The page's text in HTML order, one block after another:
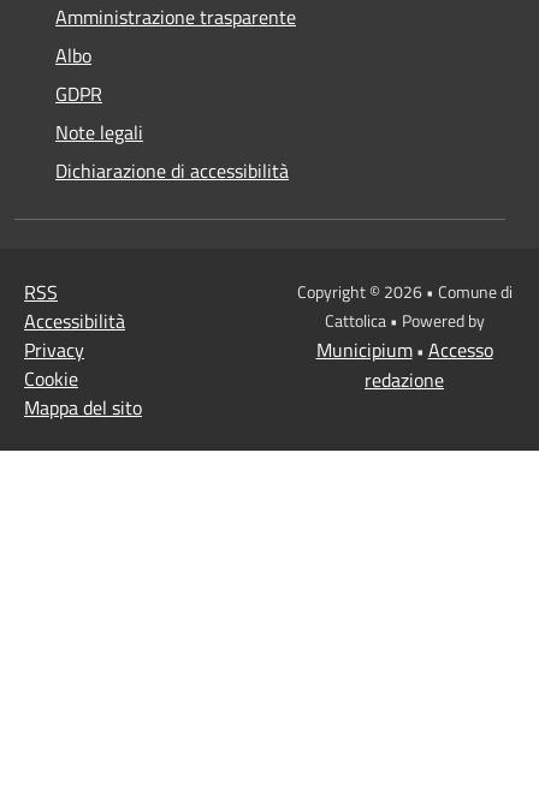
Amministrazione trasparente
Albo
GDPR
Note legali
Dichiarazione di accessibilità
RSS
Accessibilità
Privacy
Cookie
Mappa del sito
Copyright © 2026 • Comune di
Cattolica • Powered by
Municipium• Accesso
redazione